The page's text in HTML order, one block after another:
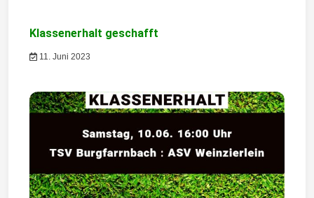
t
i
o
n
Klassenerhalt geschafft
11. Juni 2023